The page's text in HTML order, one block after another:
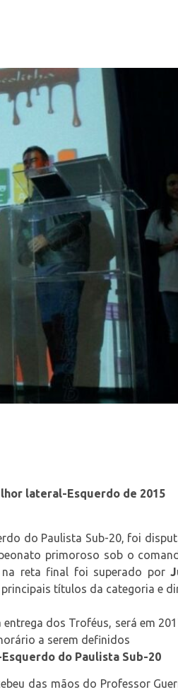
lateral-Esquerdo de 2015
do Paulista Sub-20, foi
primoroso sob o
na reta final foi superado por
títulos da categoria e
dos Troféus, será em
a serem definidos
do Paulista Sub-20
das mãos do Professor